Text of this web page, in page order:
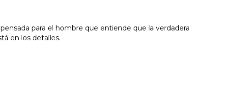
para el hombre que entiende que la verdadera
en los detalles.